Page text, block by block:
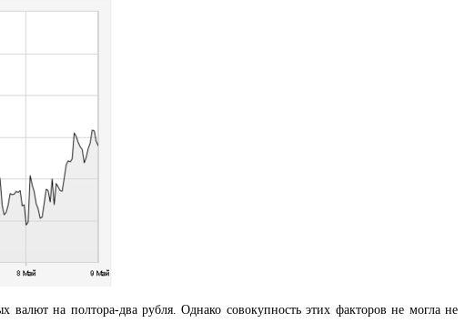
на полтора-два рубля. Однако совокупность этих факторов не могла не